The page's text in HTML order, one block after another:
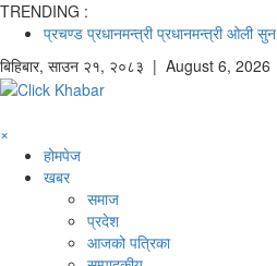
TRENDING :
प्रचण्ड प्रधानमन्त्री प्रधानमन्त्री ओली सुन
बिहिबार, साउन २१, २०८३ | August 6, 2026
×
होमपेज
खबर
समाज
प्रदेश
आजको पत्रिका